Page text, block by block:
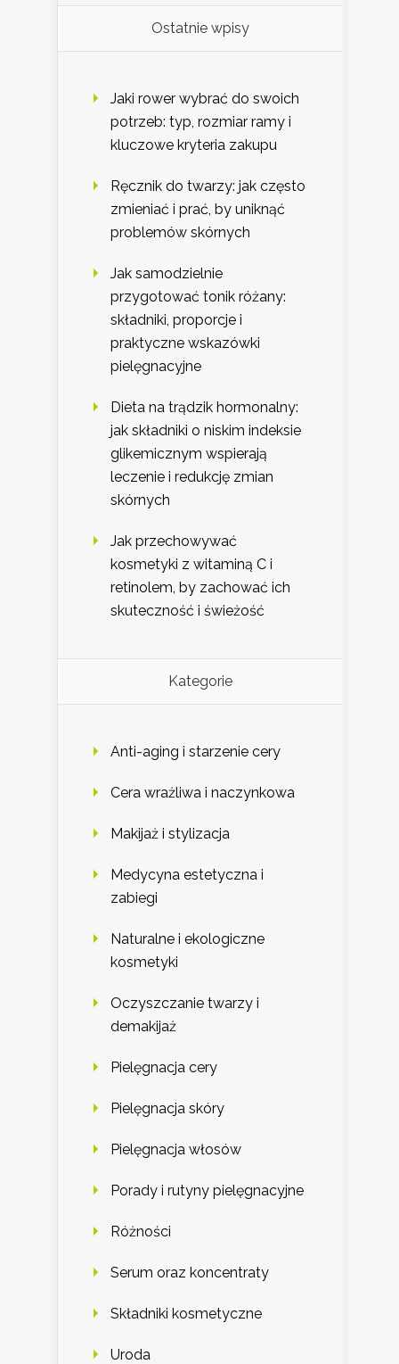
Ostatnie wpisy
Jaki rower wybrać do swoich
potrzeb: typ, rozmiar ramy i
kluczowe kryteria zakupu
Ręcznik do twarzy: jak często
zmieniać i prać, by uniknąć
problemów skórnych
Jak samodzielnie
przygotować tonik różany:
składniki, proporcje i
praktyczne wskazówki
pielęgnacyjne
Dieta na trądzik hormonalny:
jak składniki o niskim indeksie
glikemicznym wspierają
leczenie i redukcję zmian
skórnych
Jak przechowywać
kosmetyki z witaminą C i
retinolem, by zachować ich
skuteczność i świeżość
Kategorie
Anti-aging i starzenie cery
Cera wrażliwa i naczynkowa
Makijaż i stylizacja
Medycyna estetyczna i
zabiegi
Naturalne i ekologiczne
kosmetyki
Oczyszczanie twarzy i
demakijaż
Pielęgnacja cery
Pielęgnacja skóry
Pielęgnacja włosów
Porady i rutyny pielęgnacyjne
Różności
Serum oraz koncentraty
Składniki kosmetyczne
Uroda